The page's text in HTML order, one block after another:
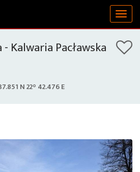
Kalwaria Pacławska
N 22° 42.476 E